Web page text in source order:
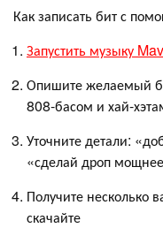
Как записать бит с
Запустить музыку
Опишите желаемый
808-басом и хай-
Уточните детали:
«сделай дроп
Получите несколько
скачайте